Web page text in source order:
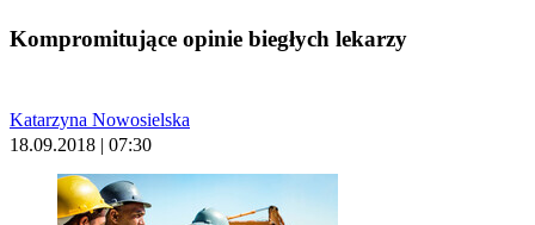
Kompromitujące opinie biegłych lekarzy
Katarzyna Nowosielska
18.09.2018 | 07:30